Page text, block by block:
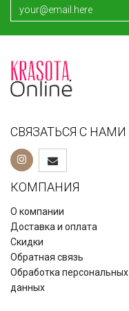
СВЯЗАТЬСЯ С НАМИ
КОМПАНИЯ
О компании
Доставка и оплата
Скидки
Обратная связь
Обработка персональных
данных